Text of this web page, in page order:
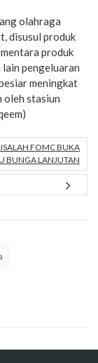
olahraga
disusul produk
produk
lain pengeluaran
meningkat
oleh stasiun
FOMC BUKA
BUNGA LANJUTAN